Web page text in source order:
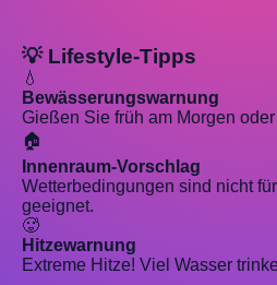
💡 Lifestyle-Tipps
💧
Bewässerungswarnung
Gießen Sie früh am Morgen
🏠
Innenraum-Vorschlag
Wetterbedingungen sind nicht
geeignet.
🥵
Hitzewarnung
Extreme Hitze! Viel Wasser